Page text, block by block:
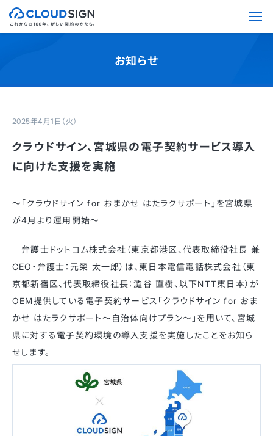
お知らせ
2025年4月1日（火）
クラウドサイン、宮城県の電子契約サービス導入
に向けた支援を実施
～「クラウドサイン for おまかせ はたラクサポート」を宮城県
が4月より運用開始～
弁護士ドットコム株式会社（東京都港区、代表取締役社長 兼
CEO・弁護士：元榮 太一郎）は、東日本電信電話株式会社（東
京都新宿区、代表取締役社長：澁谷 直樹、以下NTT東日本）が
OEM提供している電子契約サービス「クラウドサイン for おま
かせ はたラクサポート～自治体向けプラン～」を用いて、宮城
県に対する電子契約環境の導入支援を実施したことをお知ら
せします。